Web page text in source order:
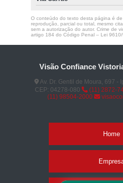
O conteúdo do texto desta página é
reprodução, parcial ou total, mesmo
sem a autorização do autor. Crime de
artigo 184 do Código Penal – Lei
Visão Confiance
Av. Dr. Gentil de Moura, 697 -
CEP: 04278-080
(11) 2872-
(11) 98504-2000
Home